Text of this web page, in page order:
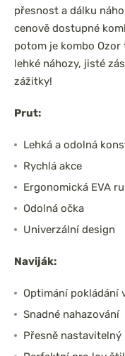
přesnost a dálku
cenově dostupné
potom je kombo
lehké náhozy, jisté
zážitky!
Prut:
Lehká a odolná
Rychlá akce
Ergonomická EVA
Odolná očka
Univerzální design
Naviják:
Optimání pokládání
Snadné nahazování
Přesně